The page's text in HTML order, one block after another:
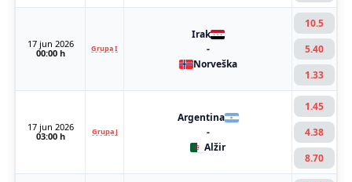
17 jun 2026
00:00 h
Grupa I
Irak
-
Norveška
10.5
5.40
1.33
17 jun 2026
03:00 h
Grupa J
Argentina
-
Alžir
1.45
4.38
8.70